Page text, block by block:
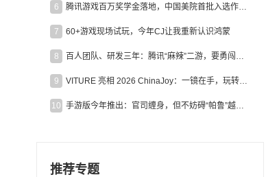
6 腾讯游戏百万奖学金落地，中国美院首批入选作品获业内关注
7 60+游戏现场试玩，今年CJ让我重新认识鸿蒙
8 百人团队、研发三年：腾讯“麻辣”二游，要勇闯男性恋爱市场
9 VITURE 亮相 2026 ChinaJoy：一镜在手，玩转全场！
10 手游版今年推出：官司缠身，但不妨碍“帕鲁”越来越火
推荐专题